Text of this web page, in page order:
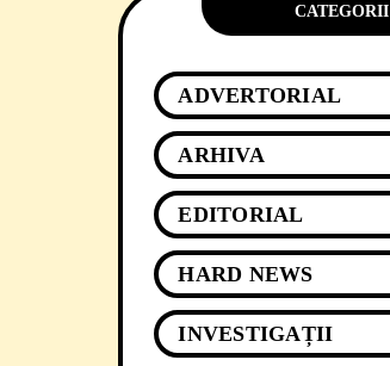
CATEGORII
ADVERTORIAL
ARHIVA
EDITORIAL
HARD NEWS
INVESTIGAȚII